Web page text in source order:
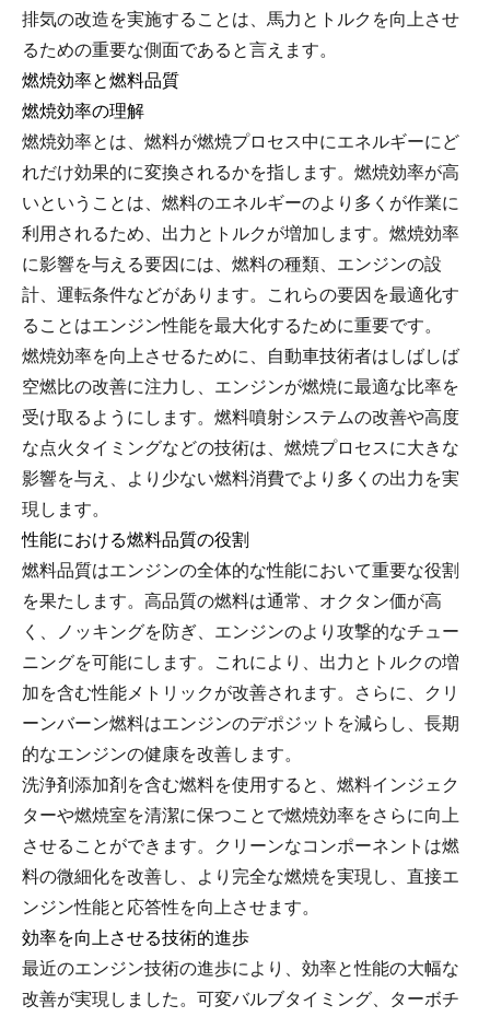
排気の改造を実施することは、馬力とトルクを向上させ
るための重要な側面であると言えます。
燃焼効率と燃料品質
燃焼効率の理解
燃焼効率とは、燃料が燃焼プロセス中にエネルギーにど
れだけ効果的に変換されるかを指します。燃焼効率が高
いということは、燃料のエネルギーのより多くが作業に
利用されるため、出力とトルクが増加します。燃焼効率
に影響を与える要因には、燃料の種類、エンジンの設
計、運転条件などがあります。これらの要因を最適化す
ることはエンジン性能を最大化するために重要です。
燃焼効率を向上させるために、自動車技術者はしばしば
空燃比の改善に注力し、エンジンが燃焼に最適な比率を
受け取るようにします。燃料噴射システムの改善や高度
な点火タイミングなどの技術は、燃焼プロセスに大きな
影響を与え、より少ない燃料消費でより多くの出力を実
現します。
性能における燃料品質の役割
燃料品質はエンジンの全体的な性能において重要な役割
を果たします。高品質の燃料は通常、オクタン価が高
く、ノッキングを防ぎ、エンジンのより攻撃的なチュー
ニングを可能にします。これにより、出力とトルクの増
加を含む性能メトリックが改善されます。さらに、クリ
ーンバーン燃料はエンジンのデポジットを減らし、長期
的なエンジンの健康を改善します。
洗浄剤添加剤を含む燃料を使用すると、燃料インジェク
ターや燃焼室を清潔に保つことで燃焼効率をさらに向上
させることができます。クリーンなコンポーネントは燃
料の微細化を改善し、より完全な燃焼を実現し、直接エ
ンジン性能と応答性を向上させます。
効率を向上させる技術的進歩
最近のエンジン技術の進歩により、効率と性能の大幅な
改善が実現しました。可変バルブタイミング、ターボチ